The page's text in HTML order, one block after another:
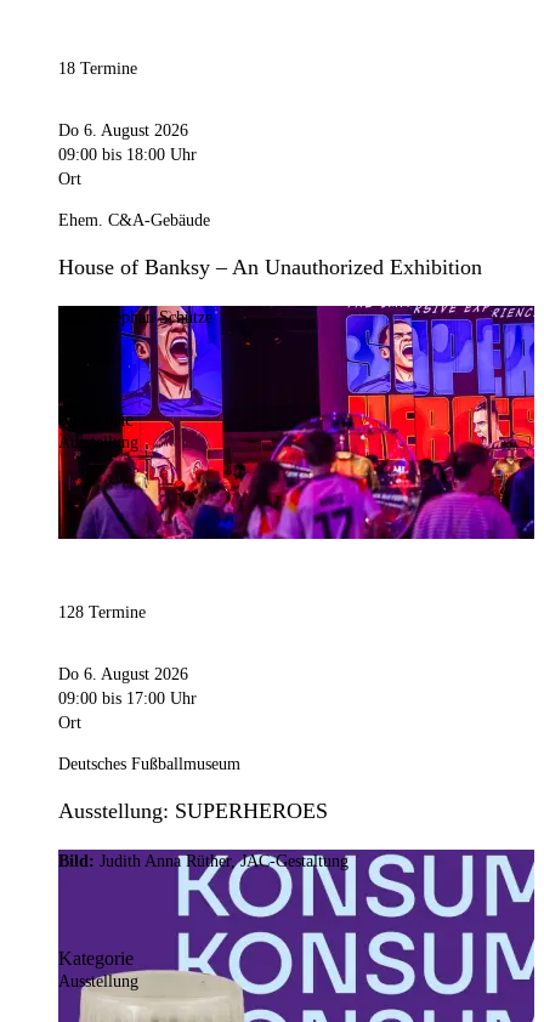
18 Termine
Do 6. August 2026
09:00 bis 18:00 Uhr
Ort
Ehem. C&A-Gebäude
House of Banksy – An Unauthorized Exhibition
Stephan Schütze
Kategorie
Ausstellung
128 Termine
Do 6. August 2026
09:00 bis 17:00 Uhr
Ort
Deutsches Fußballmuseum
Ausstellung: SUPERHEROES
Bild: Judith Anna Rüther, JAC-Gestaltung
Kategorie
Ausstellung